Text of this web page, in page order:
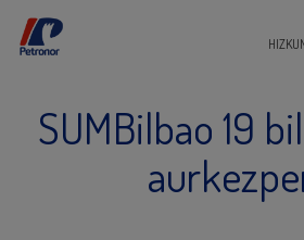
SUMBilbao 19